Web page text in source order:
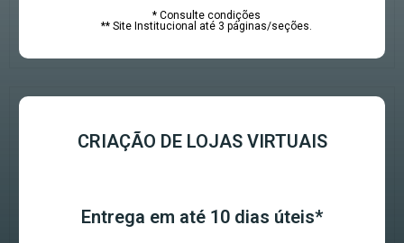
* Consulte condições
** Site Institucional até 3 páginas/seções.
CRIAÇÃO DE LOJAS VIRTUAIS
Entrega em até 10 dias úteis*